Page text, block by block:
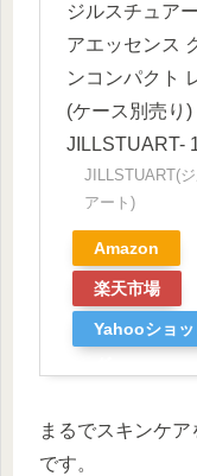
ジルスチュア
アエッセンス
ンコンパクト
(ケース別売り)
JILLSTUART-
JILLSTUART(
アート)
Amazon
楽天市場
Yahooショ
まるでスキンケ
です。